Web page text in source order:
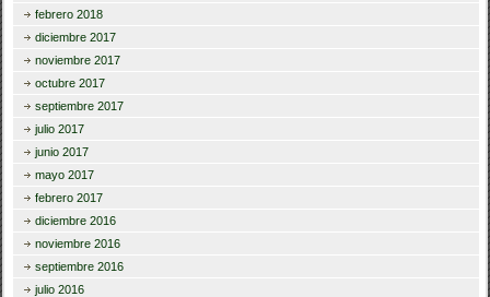
febrero 2018
diciembre 2017
noviembre 2017
octubre 2017
septiembre 2017
julio 2017
junio 2017
mayo 2017
febrero 2017
diciembre 2016
noviembre 2016
septiembre 2016
julio 2016